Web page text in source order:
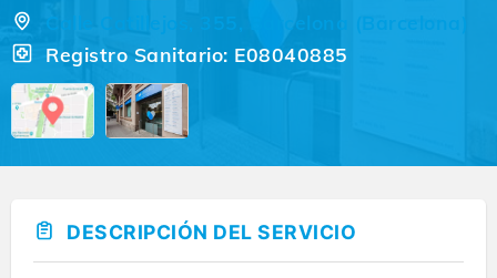
Registro Sanitario: E08040885
DESCRIPCIÓN DEL SERVICIO